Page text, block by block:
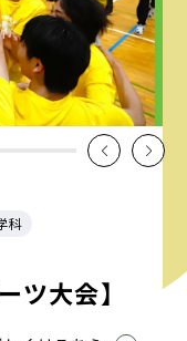
科
ツ大会】